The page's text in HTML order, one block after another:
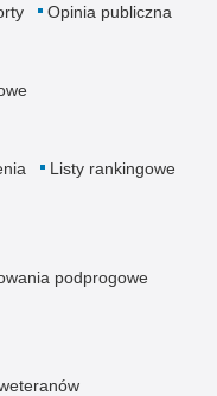
Opinia publiczna
Listy rankingowe
podprogowe